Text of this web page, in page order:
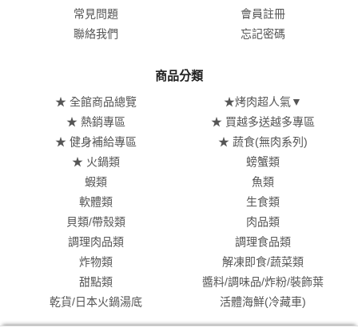
常見問題
聯絡我們
會員註冊
忘記密碼
商品分類
★ 全館商品總覽
★烤肉超人氣▼
★ 熱銷專區
★ 買越多送越多專區
★ 健身補給專區
★ 蔬食(無肉系列)
★ 火鍋類
螃蟹類
蝦類
魚類
軟體類
生食類
貝類/帶殼類
肉品類
調理肉品類
調理食品類
炸物類
解凍即食/蔬菜類
甜點類
醬料/調味品/炸粉/裝飾葉
乾貨/日本火鍋湯底
活體海鮮(冷藏車)